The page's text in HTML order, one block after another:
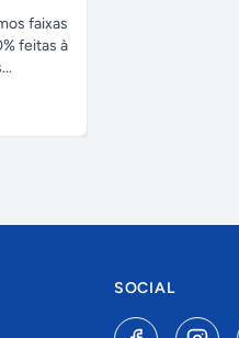
faixas
feitas à
SOCIAL